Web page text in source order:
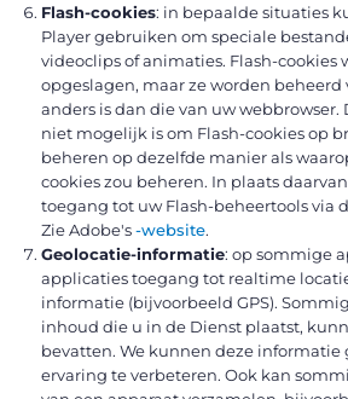
Flash-cookies: in bepaalde situaties
Player gebruiken om speciale
videoclips of animaties. Flash-cookies
opgeslagen, maar ze worden beheerd
anders is dan die van uw
niet mogelijk is om Flash-cookies op
beheren op dezelfde manier als
cookies zou beheren. In plaats
toegang tot uw Flash-beheertools via
Zie Adobe's-website.
Geolocatie-informatie: op sommige
applicaties toegang tot realtime
informatie (bijvoorbeeld GPS).
inhoud die u in de Dienst plaatst,
bevatten. We kunnen deze
ervaring te verbeteren. Ook kan